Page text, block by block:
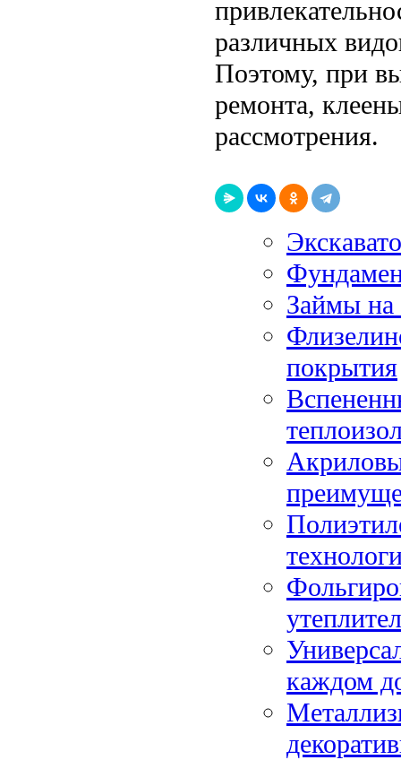
различных
Поэтому, при
ремонта,
рассмотрения.
Займы на
покрытия
каждом